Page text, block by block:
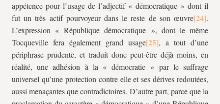
appétence pour l’usage de l’adjectif « démocratique » dont il
fut un très actif pourvoyeur dans le reste de son œuvre
.
L’expression « République démocratique », dont le même
Tocqueville fera également grand usage
, a tout d’une
périphrase prudente, et traduit donc peut-être déjà moins, en
réalité, une adhésion à la « démocratie » par le suffrage
universel qu’une protection contre elle et ses dérives redoutées,
aussi menaçantes que contradictoires. D’autre part, parce que la